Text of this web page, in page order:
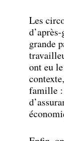
Les
grande
ont eu
famille :